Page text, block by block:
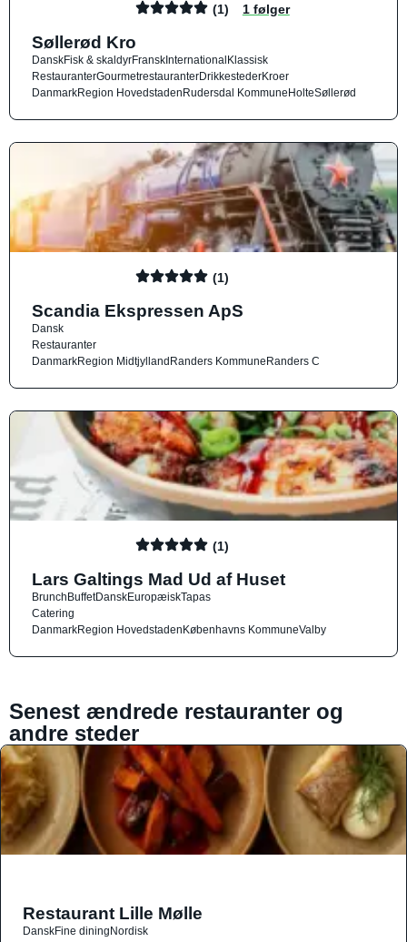
(1) 1 følger
Søllerød Kro
DanskFisk & skaldyrFranskInternationalKlassisk
RestauranterGourmetrestauranterDrikkestederKroer
DanmarkRegion HovedstadenRudersdal KommuneHolteSøllerød
(1)
Scandia Ekspressen ApS
Dansk
Restauranter
DanmarkRegion MidtjyllandRanders KommuneRanders C
(1)
Lars Galtings Mad Ud af Huset
BrunchBuffetDanskEuropæiskTapas
Catering
DanmarkRegion HovedstadenKøbenhavns KommuneValby
Senest ændrede restauranter og
andre steder
Restaurant Lille Mølle
DanskFine diningNordisk